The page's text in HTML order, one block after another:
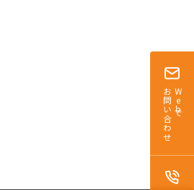
Webで
お問い合わせ